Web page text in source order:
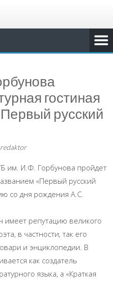
гостиная
русский
redaktor
им. И.Ф. Горбунова пройдет
«Первый русский
со дня рождения А.С.
имеет репутацию великого
в частности, так его
и энциклопедии. В
как создатель
языка, а «Краткая